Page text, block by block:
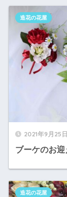
2021年9月25日
ブーケのお
造花の花屋
造花の花屋